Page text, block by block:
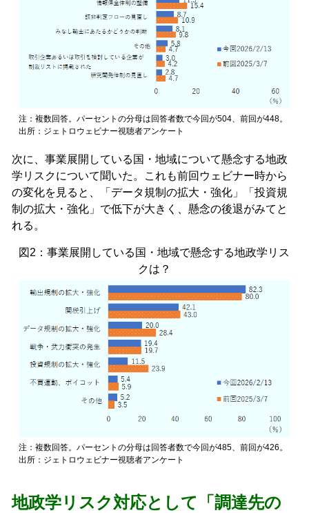
注：複数回答。パーセントの分母は回答者数で今回が504、前回が448。
出所：ジェトロウェビナー視聴者アンケート
次に、事業展開している国・地域について懸念する地政
学リスクについて聞いた。これも前回ウェビナー時から
の変化を見ると、「データ規制の拡大・強化」「投資規
制の拡大・強化」で低下が大きく、懸念の後退がみてと
れる。
図2：事業展開している国・地域で懸念する地政学リス
クは？
注：複数回答。パーセントの分母は回答者数で今回が485、前回が426。
出所：ジェトロウェビナー視聴者アンケート
地政学リスク対応として「調達先の